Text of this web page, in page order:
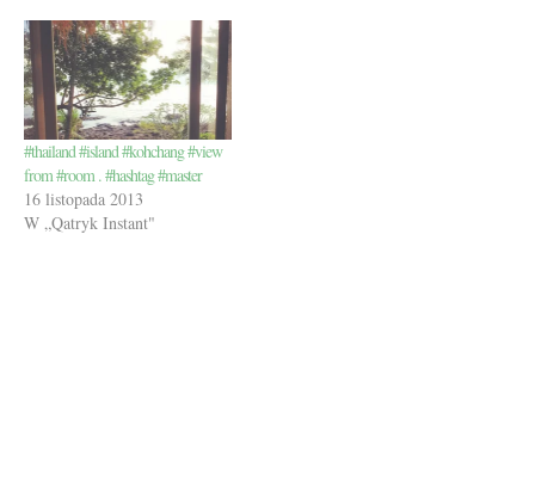
#thailand #island #kohchang #view
from #room . #hashtag #master
16 listopada 2013
W „Qatryk Instant"